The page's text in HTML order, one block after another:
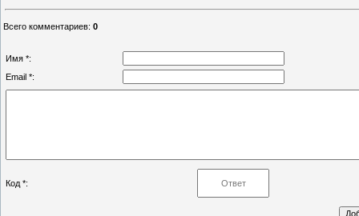
Всего комментариев: 0
Имя *:
Email *:
Код *: